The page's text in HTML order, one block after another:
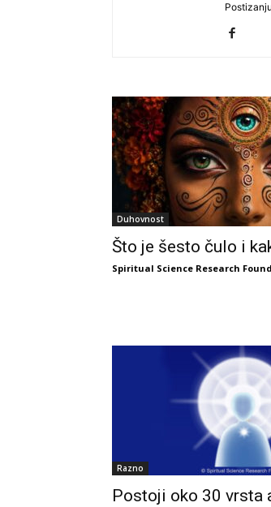
Duhovnost
Što je šesto čulo i
Spiritual Science Research
Razno
Postoji oko 30 vrsta